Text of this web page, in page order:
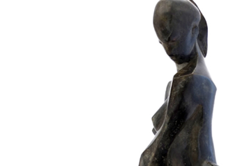
Isabelle
Archives